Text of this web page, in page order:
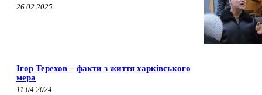
26.02.2025
Ігор Терехов – факти з життя харківського
мера
11.04.2024